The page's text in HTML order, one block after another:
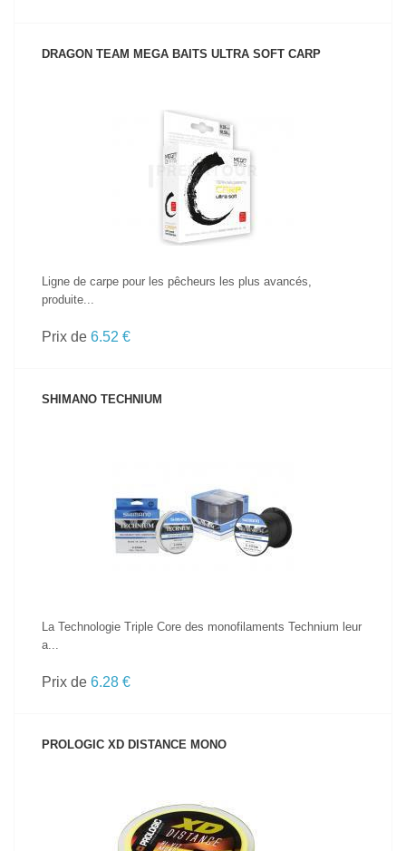
DRAGON TEAM MEGA BAITS ULTRA SOFT CARP
VOIR LE PRODUIT
Ligne de carpe pour les pêcheurs les plus avancés,
produite...
Prix de 6.52 €
SHIMANO TECHNIUM
VOIR LE PRODUIT
La Technologie Triple Core des monofilaments Technium leur
a...
Prix de 6.28 €
PROLOGIC XD DISTANCE MONO
VOIR LE PRODUIT